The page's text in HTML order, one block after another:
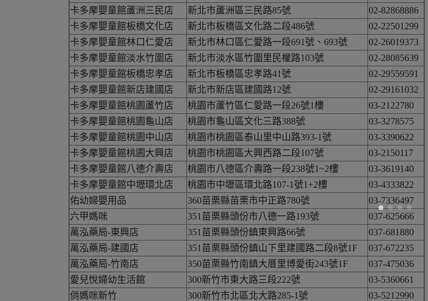
卡多摩嬰童館蘆洲三民店
新北市蘆洲區三民路85號
02-82868886
卡多摩嬰童館板橋文化店
新北市板橋區文化路二段486號
02-22501299
卡多摩嬰童館林口仁愛店
新北市林口區仁愛路一段691號、693號
02-26019373
卡多摩嬰童館淡水竹圍店
新北市淡水區竹圍里民權路103號
02-28085639
卡多摩嬰童館板橋忠孝店
新北市板橋區忠孝路41號
02-29559591
卡多摩嬰童館新店建國店
新北市新店區建國路12號
02-29161032
卡多摩嬰童館桃園蘆竹店
桃園市蘆竹區仁愛路一段26號1樓
03-2122780
卡多摩嬰童館桃園龜山店
桃園市龜山區文化三路388號
03-3278575
卡多摩嬰童館桃園中山店
桃園市桃園區泰山里中山路393-1號
03-3390622
卡多摩嬰童館桃園大興店
桃園市桃園區大興西路二段107號
03-2150117
卡多摩嬰童館八德介壽店
桃園市八德區介壽路一段238號1~2樓
03-3619140
卡多摩嬰童館中壢環北店
桃園市中壢區環北路107-1號1+2樓
03-4333822
佑幼婦嬰用品
360苗栗縣苗栗市中正路780號
03-7336497
六甲媽咪
351苗栗縣頭份市八德一路193號
037-625666
萬泓藥局-東興店
351苗栗縣頭份鎮東興路66號
037-681880
萬泓藥局-建國店
351苗栗縣頭份鎮山下里建國路二段8號1F
037-672235
萬泓藥局-竹南店
350苗栗縣竹南鎮大厝里博愛街243號1F
037-475036
愛兒悅婦幼生活館
300新竹市東大路三段222號
03-5360661
俏媽咪新竹
300新竹市北區北大路285-1號
03-5212990